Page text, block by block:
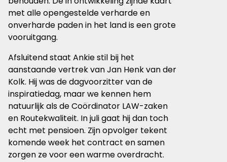
met alle opengestelde verharde en
onverharde paden in het land is een grote
vooruitgang.
Afsluitend staat Ankie stil bij het
aanstaande vertrek van Jan Henk van der
Kolk. Hij was de dagvoorzitter van de
inspiratiedag, maar we kennen hem
natuurlijk als de Coördinator LAW-zaken
en Routekwaliteit. In juli gaat hij dan toch
echt met pensioen. Zijn opvolger tekent
komende week het contract en samen
zorgen ze voor een warme overdracht.